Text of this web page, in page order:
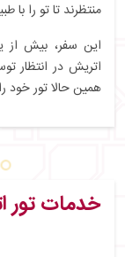
منتظرند تا تو را
این سفر، بیش از
اتریش در انتظار
همین حالا تور خود
خدمات تور